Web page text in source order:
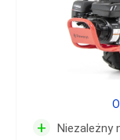
+
Niezależny